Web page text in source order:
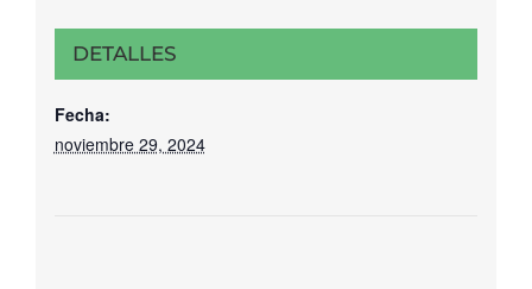
DETALLES
Fecha:
noviembre 29, 2024